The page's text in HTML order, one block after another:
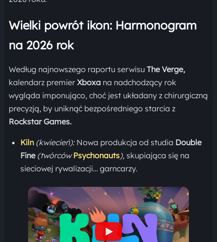
Wielki powrót ikon: Harmonogram
na 2026 rok
Według najnowszego raportu serwisu The Verge,
kalendarz premier Xboxana nadchodzący rok
wygląda imponująco, choć jest układany z chirurgiczną
precyzją, by uniknąć bezpośredniego starcia z
Rockstar Games.
Kiln (kwiecień):Nowa produkcja od studia Double
Fine (twórcówPsychonauts),skupiająca się na
sieciowej rywalizacji… garncarzy.